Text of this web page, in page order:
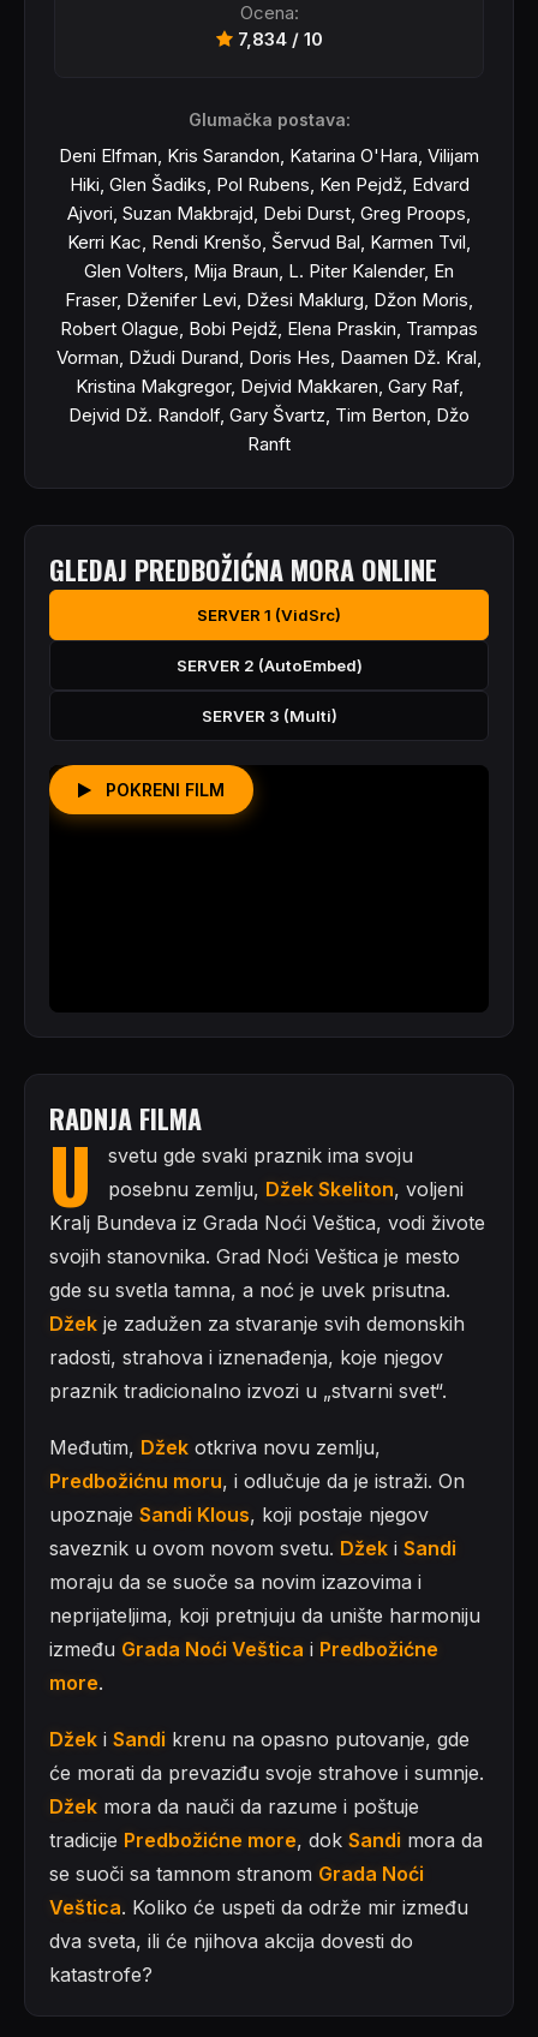
Ocena:
7,834 / 10
Glumačka postava:
Deni Elfman, Kris Sarandon, Katarina O'Hara, Vilijam
Hiki, Glen Šadiks, Pol Rubens, Ken Pejdž, Edvard
Ajvori, Suzan Makbrajd, Debi Durst, Greg Proops,
Kerri Kac, Rendi Krenšo, Šervud Bal, Karmen Tvil,
Glen Volters, Mija Braun, L. Piter Kalender, En
Fraser, Dženifer Levi, Džesi Maklurg, Džon Moris,
Robert Olague, Bobi Pejdž, Elena Praskin, Trampas
Vorman, Džudi Durand, Doris Hes, Daamen Dž. Kral,
Kristina Makgregor, Dejvid Makkaren, Gary Raf,
Dejvid Dž. Randolf, Gary Švartz, Tim Berton, Džo
Ranft
GLEDAJ PREDBOŽIĆNA MORA ONLINE
SERVER 1 (VidSrc)
SERVER 2 (AutoEmbed)
SERVER 3 (Multi)
POKRENI FILM
RADNJA FILMA
U
svetu gde svaki praznik ima svoju
posebnu zemlju, Džek Skeliton, voljeni
Kralj Bundeva iz Grada Noći Veštica, vodi živote
svojih stanovnika. Grad Noći Veštica je mesto
gde su svetla tamna, a noć je uvek prisutna.
Džek je zadužen za stvaranje svih demonskih
radosti, strahova i iznenađenja, koje njegov
praznik tradicionalno izvozi u „stvarni svet“.
Međutim, Džek otkriva novu zemlju,
Predbožićnu moru, i odlučuje da je istraži. On
upoznaje Sandi Klous, koji postaje njegov
saveznik u ovom novom svetu. Džek i Sandi
moraju da se suoče sa novim izazovima i
neprijateljima, koji pretnjuju da unište harmoniju
između Grada Noći Veštica i Predbožićne
more.
Džek i Sandi krenu na opasno putovanje, gde
će morati da prevaziđu svoje strahove i sumnje.
Džek mora da nauči da razume i poštuje
tradicije Predbožićne more, dok Sandi mora da
se suoči sa tamnom stranom Grada Noći
Veštica. Koliko će uspeti da održe mir između
dva sveta, ili će njihova akcija dovesti do
katastrofe?